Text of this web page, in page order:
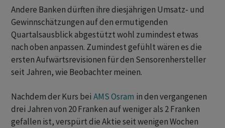
Andere Banken dürften ihre diesjährigen Umsatz- und
Gewinnschätzungen auf den ermutigenden
Quartalsausblick abgestützt wohl zumindest etwas
nach oben anpassen. Zumindest gefühlt wären es die
ersten Aufwärtsrevisionen für den Sensorenhersteller
seit Jahren, wie Beobachter meinen.
Nachdem der Kurs bei AMS Osram in den vergangenen
drei Jahren von 20 Franken auf weniger als 2 Franken
gefallen ist, verspürt die Aktie seit wenigen Wochen